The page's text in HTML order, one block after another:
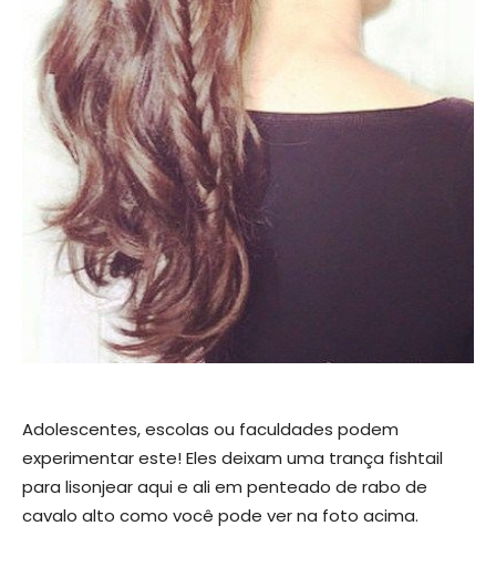
Adolescentes, escolas ou faculdades podem
experimentar este! Eles deixam uma trança fishtail
para lisonjear aqui e ali em penteado de rabo de
cavalo alto como você pode ver na foto acima.